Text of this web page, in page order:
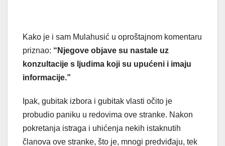
Kako je i sam Mulahusić u oproštajnom komentaru
priznao: “Njegove objave su nastale uz
konzultacije s ljudima koji su upućeni i imaju
informacije.”
Ipak, gubitak izbora i gubitak vlasti očito je
probudio paniku u redovima ove stranke. Nakon
pokretanja istraga i uhićenja nekih istaknutih
članova ove stranke, što je, mnogi predviđaju, tek